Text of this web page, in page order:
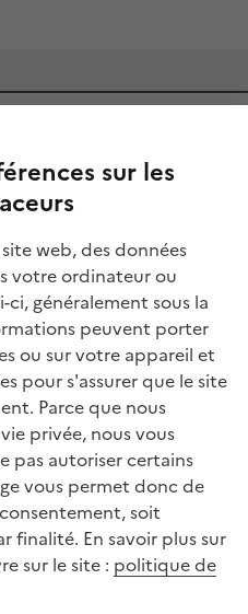
sur les
web, des données
votre ordinateur ou
généralement sous la
peuvent porter
ou sur votre appareil et
pour s'assurer que le site
Parce que nous
privée, nous vous
pas autoriser certains
vous permet donc de
soit
finalité. En savoir plus sur
sur le site : politique de
de confidentialité
collecte et traite les données à
ce formulaire de contact
la demande au bon
ci de vous répondre.
par un astérisque.
et Libertés, vous pouvez à tout
votre droit d'opposition à